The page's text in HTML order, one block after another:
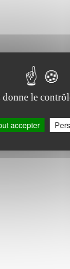
le
accepter